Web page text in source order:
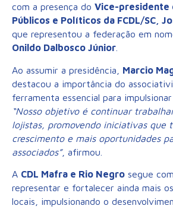
com a presença do Vice-presidente
Públicos e Políticos da FCDL/SC,
que representou a federação em
Onildo Dalbosco Júnior
Ao assumir a presidência, Marcio
destacou a importância do
ferramenta essencial para
“Nosso objetivo é continuar
lojistas, promovendo iniciativas que
crescimento e mais oportunidades
associados”, afirmou.
A CDL Mafra e Rio Negro segue
representar e fortalecer ainda mais
locais, impulsionando o